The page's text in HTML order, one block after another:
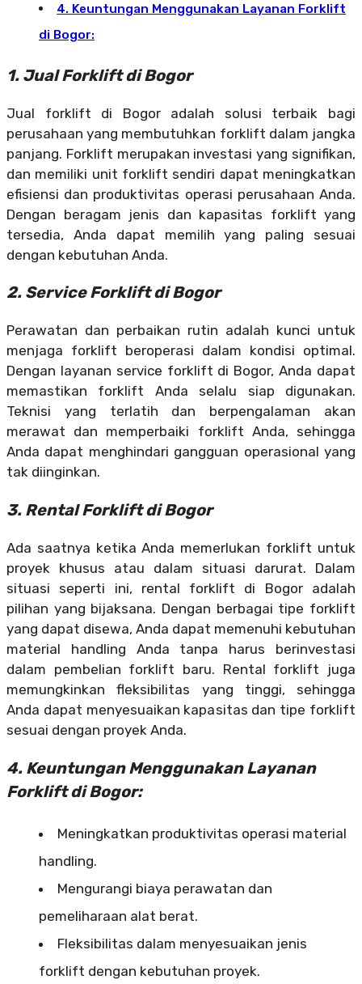
4. Keuntungan Menggunakan Layanan Forklift
di Bogor:
1. Jual Forklift di Bogor
Jual forklift di Bogor adalah solusi terbaik bagi
perusahaan yang membutuhkan forklift dalam jangka
panjang. Forklift merupakan investasi yang signifikan,
dan memiliki unit forklift sendiri dapat meningkatkan
efisiensi dan produktivitas operasi perusahaan Anda.
Dengan beragam jenis dan kapasitas forklift yang
tersedia, Anda dapat memilih yang paling sesuai
dengan kebutuhan Anda.
2. Service Forklift di Bogor
Perawatan dan perbaikan rutin adalah kunci untuk
menjaga forklift beroperasi dalam kondisi optimal.
Dengan layanan service forklift di Bogor, Anda dapat
memastikan forklift Anda selalu siap digunakan.
Teknisi yang terlatih dan berpengalaman akan
merawat dan memperbaiki forklift Anda, sehingga
Anda dapat menghindari gangguan operasional yang
tak diinginkan.
3. Rental Forklift di Bogor
Ada saatnya ketika Anda memerlukan forklift untuk
proyek khusus atau dalam situasi darurat. Dalam
situasi seperti ini, rental forklift di Bogor adalah
pilihan yang bijaksana. Dengan berbagai tipe forklift
yang dapat disewa, Anda dapat memenuhi kebutuhan
material handling Anda tanpa harus berinvestasi
dalam pembelian forklift baru. Rental forklift juga
memungkinkan fleksibilitas yang tinggi, sehingga
Anda dapat menyesuaikan kapasitas dan tipe forklift
sesuai dengan proyek Anda.
4. Keuntungan Menggunakan Layanan
Forklift di Bogor:
Meningkatkan produktivitas operasi material
handling.
Mengurangi biaya perawatan dan
pemeliharaan alat berat.
Fleksibilitas dalam menyesuaikan jenis
forklift dengan kebutuhan proyek.